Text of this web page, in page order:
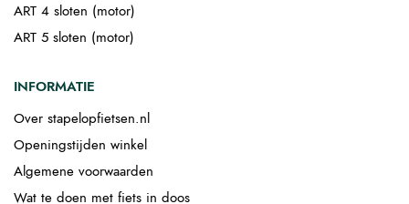
ART 4 sloten (motor)
ART 5 sloten (motor)
INFORMATIE
Over stapelopfietsen.nl
Openingstijden winkel
Algemene voorwaarden
Wat te doen met fiets in doos